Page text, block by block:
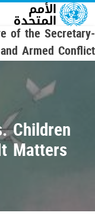
Skip to main content
of the Secretary-
Armed Conflict
Children
Matters